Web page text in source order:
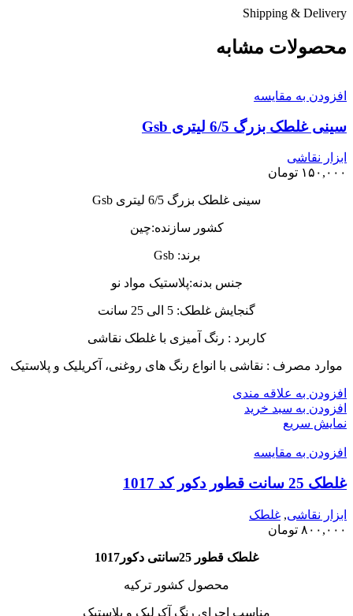
Shipping & Delivery
محصولات مشابه
افزودن به مقایسه
سینی غلطک بزرگ 6/5 لیتری Gsb
ابزار نقاشی
۱۵۰,۰۰۰ تومان
سینی غلطک بزرگ 6/5 لیتری Gsb
کشور سازنده:چین
برند: Gsb
جنس بدنه:پلاستیک مواد نو
گنجایش غلطک: 5 الی 25 سانت
کاربرد : رنگ آمیزی با غلطک نقاشی
موارد مصرف : نقاشی با انواع رنگ های روغنی، آکریلیک و پلاستیک
افزودن به علاقه مندی
افزودن به سبد خرید
نمایش سریع
افزودن به مقایسه
غلطک 25 سانت قطور دکور کد 1017
ابزار نقاشی, غلطک
۸۰۰,۰۰۰ تومان
غلطک قطور 25سانتی دکور 1017
محصول کشور ترکیه
مناسب اجرای رنگ آکرلیک و پلاستیک